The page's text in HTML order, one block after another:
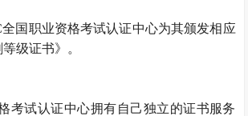
全国职业资格考试认证中心为其颁发相应
级证书》。
考试认证中心拥有自己独立的证书服务